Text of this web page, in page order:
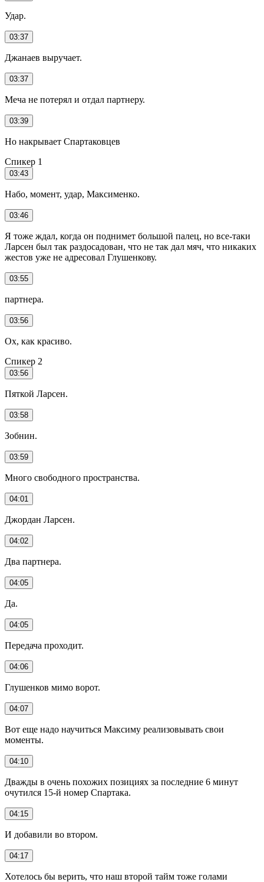
Удар.
03:37
Джанаев выручает.
03:37
Меча не потерял и отдал партнеру.
03:39
Но накрывает Спартаковцев
Спикер 1
03:43
Набо, момент, удар, Максименко.
03:46
Я тоже ждал, когда он поднимет большой палец, но все-таки
Ларсен был так раздосадован, что не так дал мяч, что никаких
жестов уже не адресовал Глушенкову.
03:55
партнера.
03:56
Ох, как красиво.
Спикер 2
03:56
Пяткой Ларсен.
03:58
Зобнин.
03:59
Много свободного пространства.
04:01
Джордан Ларсен.
04:02
Два партнера.
04:05
Да.
04:05
Передача проходит.
04:06
Глушенков мимо ворот.
04:07
Вот еще надо научиться Максиму реализовывать свои
моменты.
04:10
Дважды в очень похожих позициях за последние 6 минут
очутился 15-й номер Спартака.
04:15
И добавили во втором.
04:17
Хотелось бы верить, что наш второй тайм тоже голами